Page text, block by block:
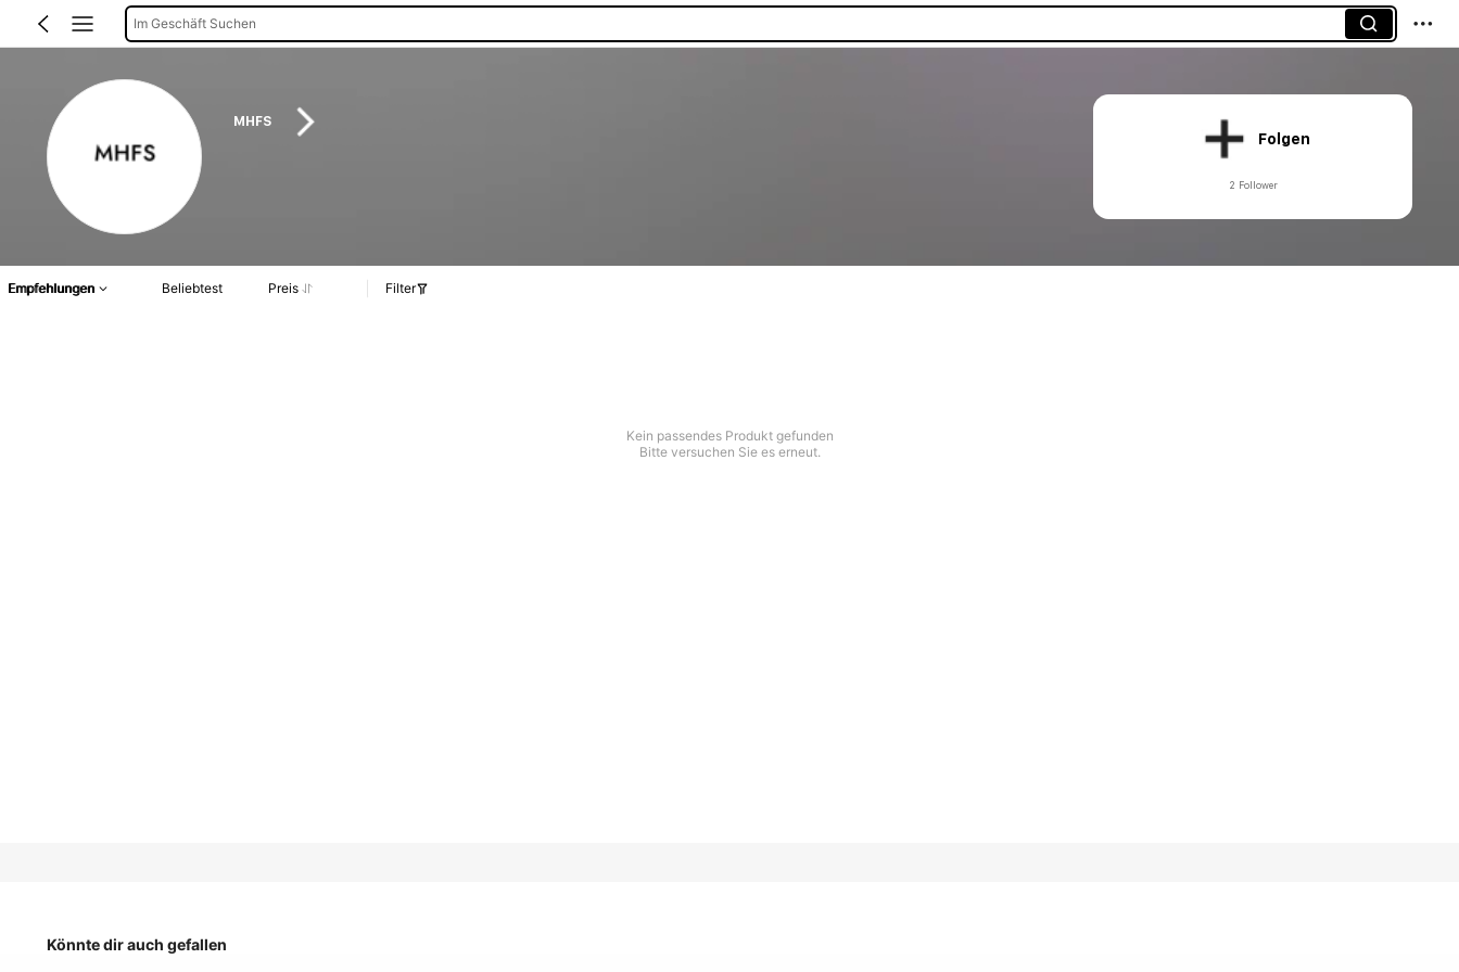
Im Geschäft Suchen
MHFS
Folgen
2 Follower
Empfehlungen Beliebtest Preis Filter
Kein passendes Produkt gefunden
Bitte versuchen Sie es erneut.
Könnte dir auch gefallen